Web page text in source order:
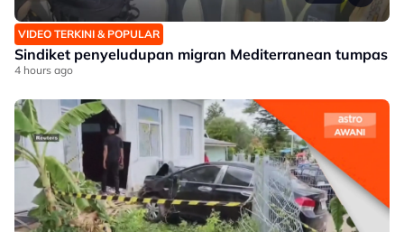
VIDEO TERKINI & POPULAR
Sindiket penyeludupan migran Mediterranean tumpas
4 hours ago